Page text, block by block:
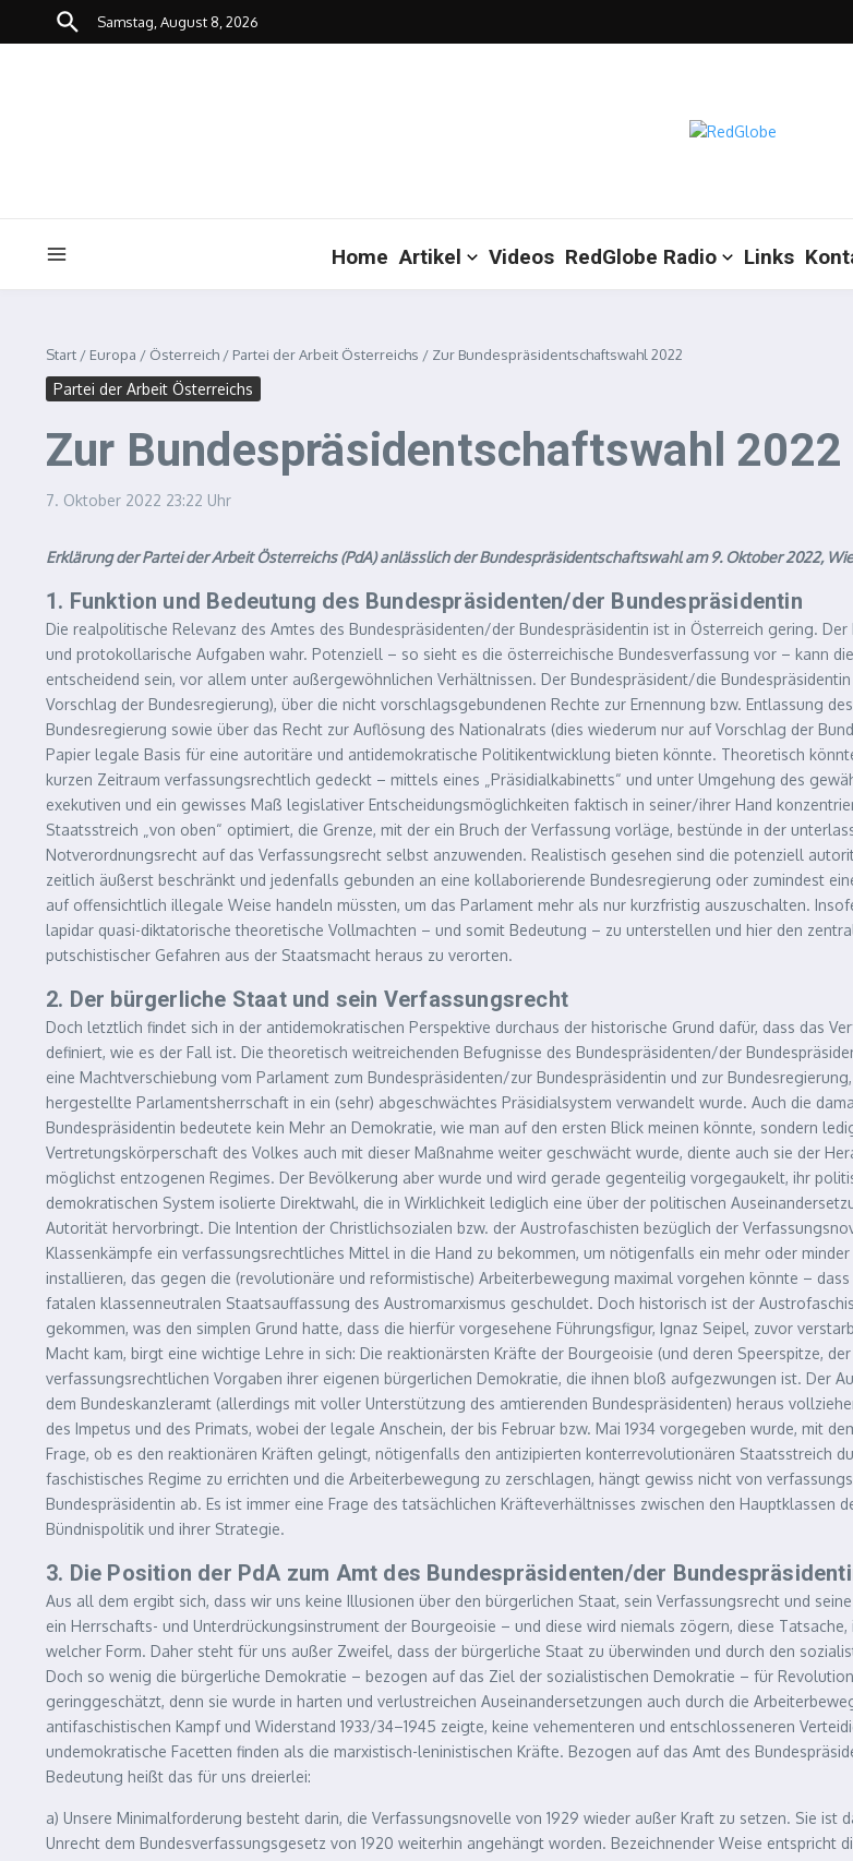
Zum Inhalt springen
Samstag, August 8, 2026
Home Artikel Videos RedGlobe Radio Links
Start / Europa / Österreich / Partei der Arbeit Österreichs / Zur Bundespräsidentschaftswahl 2022
Partei der Arbeit Österreichs
Zur Bundespräsidentschaftswahl 2022
7. Oktober 2022 23:22 Uhr
Erklärung der Partei der Arbeit Österreichs (PdA) anlässlich der Bundespräsidentschaftswahl am 9. Oktober 2022,
1. Funktion und Bedeutung des Bundespräsidenten/der Bundespräsidentin
Die realpolitische Relevanz des Amtes des Bundespräsidenten/der Bundespräsidentin ist in Österreich gering.
und protokollarische Aufgaben wahr. Potenziell – so sieht es die österreichische Bundesverfassung vor – kann
entscheidend sein, vor allem unter außergewöhnlichen Verhältnissen. Der Bundespräsident/die
Vorschlag der Bundesregierung), über die nicht vorschlagsgebundenen Rechte zur Ernennung bzw. Entlassung
Bundesregierung sowie über das Recht zur Auflösung des Nationalrats (dies wiederum nur auf Vorschlag der
Papier legale Basis für eine autoritäre und antidemokratische Politikentwicklung bieten könnte. Theoretisch
kurzen Zeitraum verfassungsrechtlich gedeckt – mittels eines „Präsidialkabinetts“ und unter Umgehung des
exekutiven und ein gewisses Maß legislativer Entscheidungsmöglichkeiten faktisch in seiner/ihrer Hand
Staatsstreich „von oben“ optimiert, die Grenze, mit der ein Bruch der Verfassung vorläge, bestünde in der
Notverordnungsrecht auf das Verfassungsrecht selbst anzuwenden. Realistisch gesehen sind die potenziell
zeitlich äußerst beschränkt und jedenfalls gebunden an eine kollaborierende Bundesregierung oder zumindest
auf offensichtlich illegale Weise handeln müssten, um das Parlament mehr als nur kurzfristig auszuschalten.
lapidar quasi-diktatorische theoretische Vollmachten – und somit Bedeutung – zu unterstellen und hier den
putschistischer Gefahren aus der Staatsmacht heraus zu verorten.
2. Der bürgerliche Staat und sein Verfassungsrecht
Doch letztlich findet sich in der antidemokratischen Perspektive durchaus der historische Grund dafür, dass das
definiert, wie es der Fall ist. Die theoretisch weitreichenden Befugnisse des Bundespräsidenten/der
eine Machtverschiebung vom Parlament zum Bundespräsidenten/zur Bundespräsidentin und zur
hergestellte Parlamentsherrschaft in ein (sehr) abgeschwächtes Präsidialsystem verwandelt wurde. Auch die
Bundespräsidentin bedeutete kein Mehr an Demokratie, wie man auf den ersten Blick meinen könnte, sondern
Vertretungskörperschaft des Volkes auch mit dieser Maßnahme weiter geschwächt wurde, diente auch sie der
möglichst entzogenen Regimes. Der Bevölkerung aber wurde und wird gerade gegenteilig vorgegaukelt, ihr
demokratischen System isolierte Direktwahl, die in Wirklichkeit lediglich eine über der politischen
Autorität hervorbringt. Die Intention der Christlichsozialen bzw. der Austrofaschisten bezüglich der
Klassenkämpfe ein verfassungsrechtliches Mittel in die Hand zu bekommen, um nötigenfalls ein mehr oder
installieren, das gegen die (revolutionäre und reformistische) Arbeiterbewegung maximal vorgehen könnte –
fatalen klassenneutralen Staatsauffassung des Austromarxismus geschuldet. Doch historisch ist der
gekommen, was den simplen Grund hatte, dass die hierfür vorgesehene Führungsfigur, Ignaz Seipel, zuvor
Macht kam, birgt eine wichtige Lehre in sich: Die reaktionärsten Kräfte der Bourgeoisie (und deren Speerspitze,
verfassungsrechtlichen Vorgaben ihrer eigenen bürgerlichen Demokratie, die ihnen bloß aufgezwungen ist. Der
dem Bundeskanzleramt (allerdings mit voller Unterstützung des amtierenden Bundespräsidenten) heraus
des Impetus und des Primats, wobei der legale Anschein, der bis Februar bzw. Mai 1934 vorgegeben wurde, mit
Frage, ob es den reaktionären Kräften gelingt, nötigenfalls den antizipierten konterrevolutionären Staatsstreich
faschistisches Regime zu errichten und die Arbeiterbewegung zu zerschlagen, hängt gewiss nicht von
Bundespräsidentin ab. Es ist immer eine Frage des tatsächlichen Kräfteverhältnisses zwischen den
Bündnispolitik und ihrer Strategie.
3. Die Position der PdA zum Amt des Bundespräsidenten/der
Aus all dem ergibt sich, dass wir uns keine Illusionen über den bürgerlichen Staat, sein Verfassungsrecht und
ein Herrschafts- und Unterdrückungsinstrument der Bourgeoisie – und diese wird niemals zögern, diese
welcher Form. Daher steht für uns außer Zweifel, dass der bürgerliche Staat zu überwinden und durch den
Doch so wenig die bürgerliche Demokratie – bezogen auf das Ziel der sozialistischen Demokratie – für
geringgeschätzt, denn sie wurde in harten und verlustreichen Auseinandersetzungen auch durch die
antifaschistischen Kampf und Widerstand 1933/34–1945 zeigte, keine vehementeren und entschlosseneren
undemokratische Facetten finden als die marxistisch-leninistischen Kräfte. Bezogen auf das Amt des
Bedeutung heißt das für uns dreierlei:
a) Unsere Minimalforderung besteht darin, die Verfassungsnovelle von 1929 wieder außer Kraft zu setzen. Sie ist
Unrecht dem Bundesverfassungsgesetz von 1920 weiterhin angehängt worden. Bezeichnender Weise